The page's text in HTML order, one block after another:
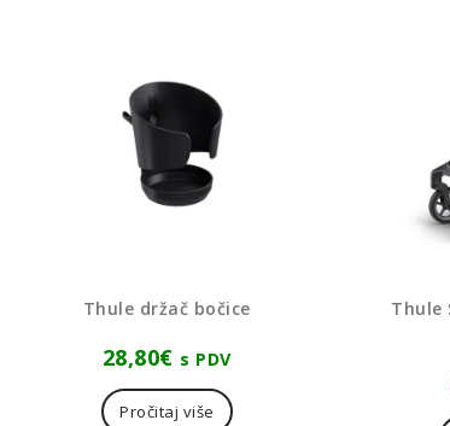
Thule držač bočice
28,80€ s PDV
Pročitaj više
Thule